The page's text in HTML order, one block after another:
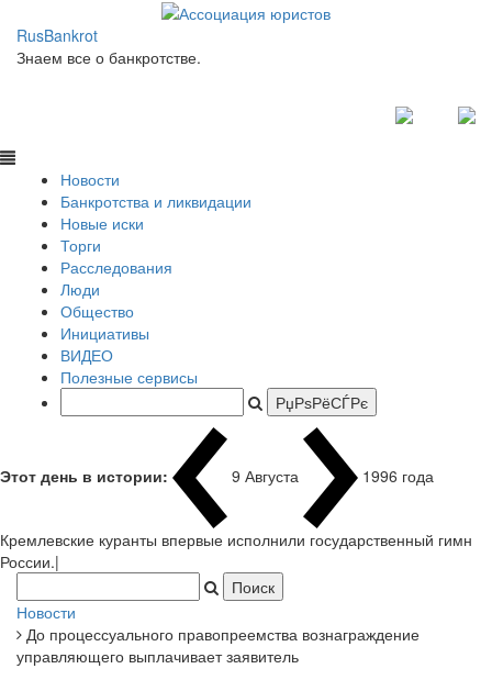
RusBankrot
Знаем все о банкротстве.
Новости
Банкротства и ликвидации
Новые иски
Торги
Расследования
Люди
Общество
Инициативы
ВИДЕО
Полезные сервисы
Этот день в истории: 9 Августа 1996 года
Кремлевские куранты впервые исполнили государственный гимн
России.|
Новости
До процессуального правопреемства вознаграждение
управляющего выплачивает заявитель